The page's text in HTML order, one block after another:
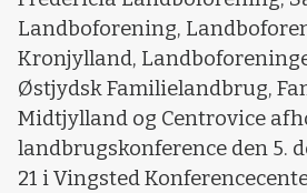
Landboforening,
Kronjylland,
Østjydsk Familielandbrug,
Midtjylland og Centrovice
landbrugskonference den 5.
21 i Vingsted